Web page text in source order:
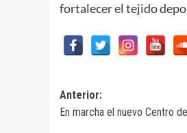
fortalecer el tejido
Navegación
de
Anterior:
En marcha el nuevo Centro